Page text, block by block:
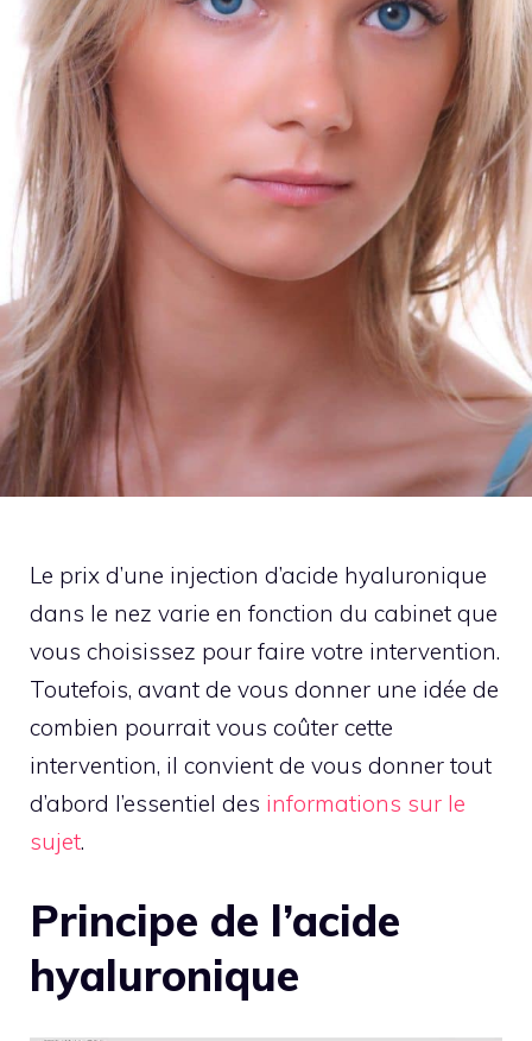
Le prix d’une injection d’acide hyaluronique
dans le nez varie en fonction du cabinet que
vous choisissez pour faire votre intervention.
Toutefois, avant de vous donner une idée de
combien pourrait vous coûter cette
intervention, il convient de vous donner tout
d’abord l’essentiel des informations sur le
sujet.
Principe de l’acide
hyaluronique